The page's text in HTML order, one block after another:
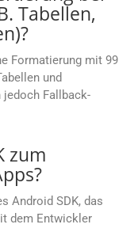
Tabellen,
Formatierung mit 99
und
jedoch Fallback-
zum
Android SDK, das
dem Entwickler